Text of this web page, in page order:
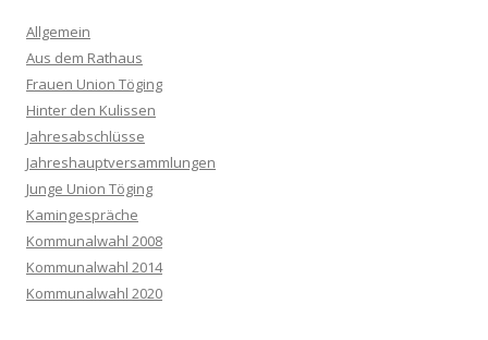
Allgemein
Aus dem Rathaus
Frauen Union Töging
Hinter den Kulissen
Jahresabschlüsse
Jahreshauptversammlungen
Junge Union Töging
Kamingespräche
Kommunalwahl 2008
Kommunalwahl 2014
Kommunalwahl 2020